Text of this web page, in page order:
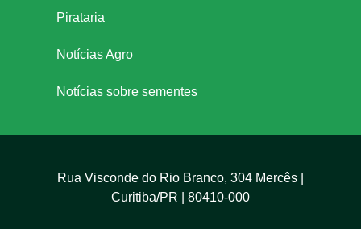
Pirataria
Notícias Agro
Notícias sobre sementes
Rua Visconde do Rio Branco, 304 Mercês |
Curitiba/PR | 80410-000